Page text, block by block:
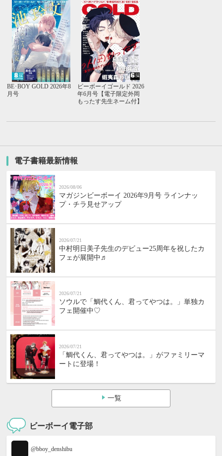
BE･BOY GOLD 2026年8
月号
ビーボーイゴールド 2026
年6月号【電子限定外岡
もったす先生ネーム付】
電子書籍最新情報
2026/08/06
マガジンビーボーイ 2026年9月号 ラインナッ
プ・チラ見せアップ
2026/07/21
中村明日美子先生のデビュー25周年を祝したカ
フェが展開中♬
2026/07/21
ソウルで「鯛代くん、君ってやつは。」単独カ
フェ開催中♡
2026/07/21
「鯛代くん、君ってやつは。」がファミリーマ
ートに登場！
一覧
ビーボーイ電子部
@bboy_denshibu